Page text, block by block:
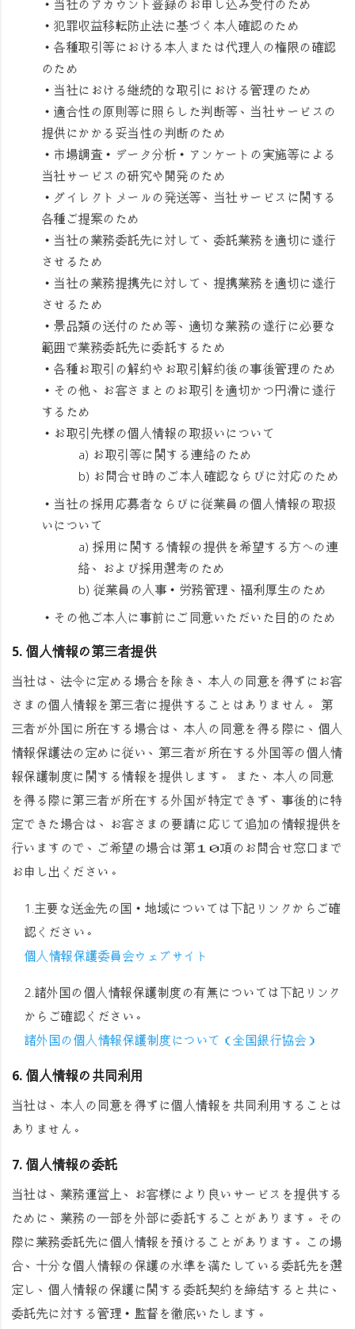
・当社のアカウント登録のお申し込み受付のため
・犯罪収益移転防止法に基づく本人確認のため
・各種取引等における本人または代理人の権限の確認
のため
・当社における継続的な取引における管理のため
・適合性の原則等に照らした判断等、当社サービスの
提供にかかる妥当性の判断のため
・市場調査・データ分析・アンケートの実施等による
当社サービスの研究や開発のため
・ダイレクトメールの発送等、当社サービスに関する
各種ご提案のため
・当社の業務委託先に対して、委託業務を適切に遂行
させるため
・当社の業務提携先に対して、提携業務を適切に遂行
させるため
・景品類の送付のため等、適切な業務の遂行に必要な
範囲で業務委託先に委託するため
・各種お取引の解約やお取引解約後の事後管理のため
・その他、お客さまとのお取引を適切かつ円滑に遂行
するため
・お取引先様の個人情報の取扱いについて
a) お取引等に関する連絡のため
b) お問合せ時のご本人確認ならびに対応のため
・当社の採用応募者ならびに従業員の個人情報の取扱
いについて
a) 採用に関する情報の提供を希望する方への連
絡、および採用選考のため
b) 従業員の人事・労務管理、福利厚生のため
・その他ご本人に事前にご同意いただいた目的のため
5. 個人情報の第三者提供
当社は、法令に定める場合を除き、本人の同意を得ずにお客
さまの個人情報を第三者に提供することはありません。 第
三者が外国に所在する場合は、本人の同意を得る際に、個人
情報保護法の定めに従い、第三者が所在する外国等の個人情
報保護制度に関する情報を提供します。 また、本人の同意
を得る際に第三者が所在する外国が特定できず、事後的に特
定できた場合は、お客さまの要請に応じて追加の情報提供を
行いますので、ご希望の場合は第１０項のお問合せ窓口まで
お申し出ください。
1.主要な送金先の国・地域については下記リンクからご確
認ください。
個人情報保護委員会ウェブサイト
2.諸外国の個人情報保護制度の有無については下記リンク
からご確認ください。
諸外国の個人情報保護制度について（全国銀行協会）
6. 個人情報の共同利用
当社は、本人の同意を得ずに個人情報を共同利用することは
ありません。
7. 個人情報の委託
当社は、業務運営上、お客様により良いサービスを提供する
ために、業務の一部を外部に委託することがあります。その
際に業務委託先に個人情報を預けることがあります。この場
合、十分な個人情報の保護の水準を満たしている委託先を選
定し、個人情報の保護に関する委託契約を締結すると共に、
委託先に対する管理・監督を徹底いたします。